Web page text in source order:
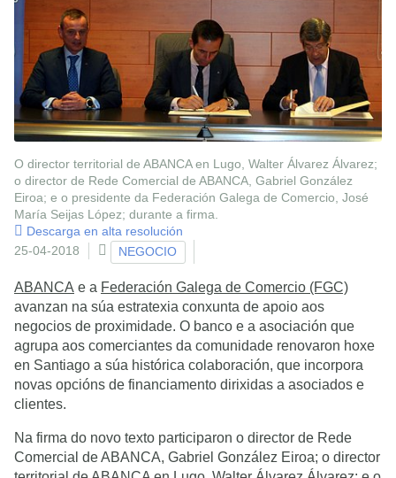
O director territorial de ABANCA en Lugo, Walter Álvarez Álvarez;
o director de Rede Comercial de ABANCA, Gabriel González
Eiroa; e o presidente da Federación Galega de Comercio, José
María Seijas López; durante a firma.
Descarga en alta resolución
25-04-2018
NEGOCIO
ABANCA e a Federación Galega de Comercio (FGC)
avanzan na súa estratexia conxunta de apoio aos
negocios de proximidade. O banco e a asociación que
agrupa aos comerciantes da comunidade renovaron hoxe
en Santiago a súa histórica colaboración, que incorpora
novas opcións de financiamento dirixidas a asociados e
clientes.
Na firma do novo texto participaron o director de Rede
Comercial de ABANCA, Gabriel González Eiroa; o director